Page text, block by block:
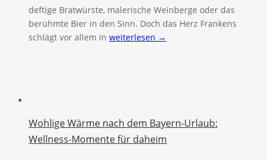
deftige Bratwürste, malerische Weinberge oder das
berühmte Bier in den Sinn. Doch das Herz Frankens
schlägt vor allem in weiterlesen →
Wohlige Wärme nach dem Bayern-Urlaub:
Wellness-Momente für daheim